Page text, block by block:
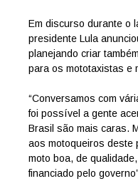
Em discurso durante o
presidente Lula
planejando criar
para os mototaxistas e
“Conversamos com
foi possível a gente
Brasil são mais caras.
aos motoqueiros deste
moto boa, de
financiado pelo